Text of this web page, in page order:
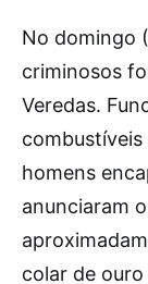
No domingo
criminosos
Veredas.
homens
anunciaram
colar de